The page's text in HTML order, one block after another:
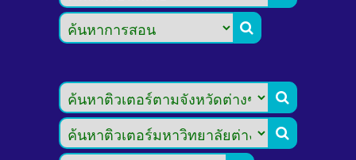


